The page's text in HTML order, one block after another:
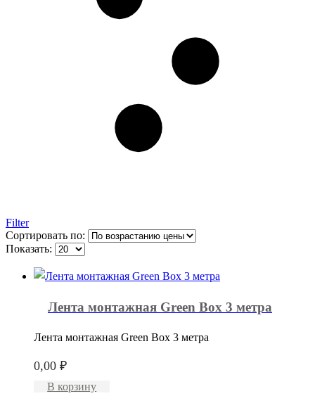
Filter
Сортировать по:
Показать:
Лента монтажная Green Box 3 метра
Лента монтажная Green Box 3 метра
0,00₽
В корзину